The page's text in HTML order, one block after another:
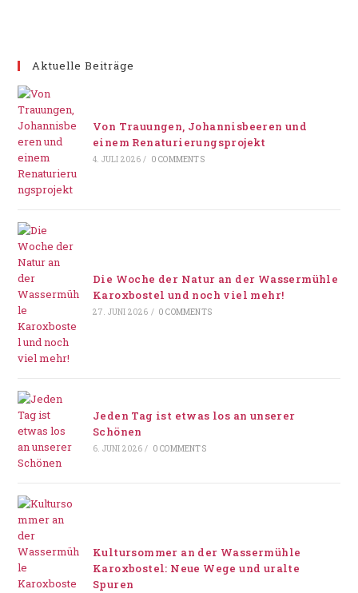
Aktuelle Beiträge
Von Trauungen, Johannisbeeren und
einem Renaturierungsprojekt
4. JULI 2026 / 0 COMMENTS
Die Woche der Natur an der Wassermühle
Karoxbostel und noch viel mehr!
27. JUNI 2026 / 0 COMMENTS
Jeden Tag ist etwas los an unserer
Schönen
6. JUNI 2026 / 0 COMMENTS
Kultursommer an der Wassermühle
Karoxbostel: Neue Wege und uralte
Spuren